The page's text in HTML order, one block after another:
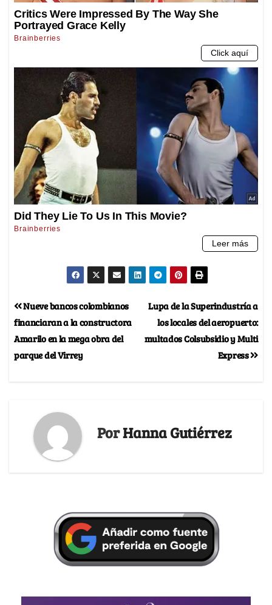
Lupa de la Superindustría a
los locales del aeropuerto:
multados Colsubsidio y Multi
Express
Nueve bancos colombianos
financiaran a la constructora
Amarilo en la mega obra del
parque del Virrey
PorHanna Gutiérrez